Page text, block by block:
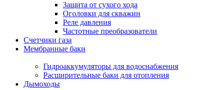
Защита от сухого хода
Оголовки для скважин
Реле давления
Частотные преобразователи
Счетчики газа
Мембранные баки
Гидроаккумуляторы для водоснабжения
Расширительные баки для отопления
Дымоходы